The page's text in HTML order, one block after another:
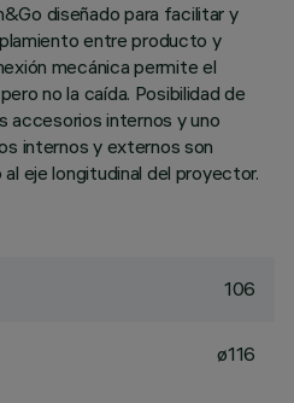
diseñado para facilitar y
entre producto y
mecánica permite el
no la caída. Posibilidad de
accesorios internos y uno
internos y externos son
eje longitudinal del proyector.
106
ø116